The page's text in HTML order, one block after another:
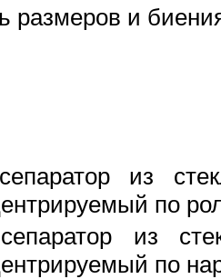
размеров и
из
по
из
по